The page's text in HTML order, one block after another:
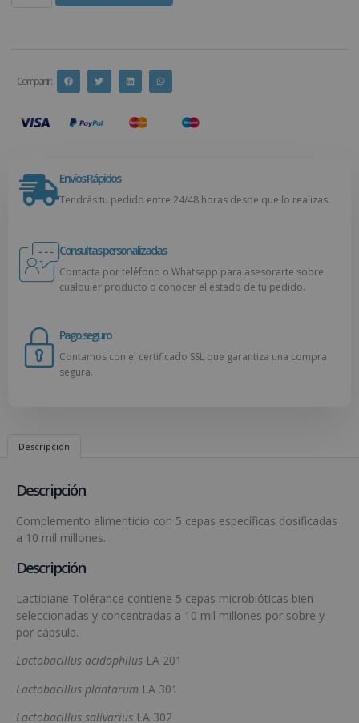
Compartir :
Envíos Rápidos
Tendrás tu pedido entre 24/48 horas desde que lo realizas.
Consultas personalizadas
Contacta por teléfono o Whatsapp para asesorarte sobre
cualquier producto o conocer el estado de tu pedido.
Pago seguro
Contamos con el certificado SSL que garantiza una compra
segura.
Descripción
Descripción
Complemento alimenticio con 5 cepas específicas dosificadas
a 10 mil millones.
Descripción
Lactibiane Tolérance contiene 5 cepas microbióticas bien
seleccionadas y concentradas a 10 mil millones por sobre y
por cápsula.
Lactobacillus acidophilus LA 201
Lactobacillus plantarum LA 301
Lactobacillus salivarius LA 302